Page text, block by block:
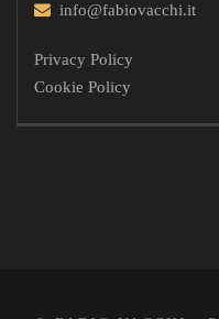
info@fabiovacchi.it
Privacy Policy
Cookie Policy